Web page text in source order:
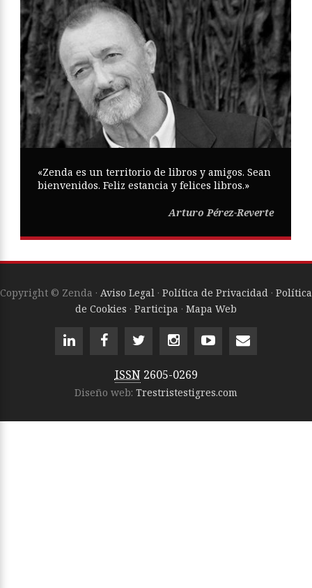
«Zenda es un territorio de libros y amigos. Sean
bienvenidos. Feliz estancia y felices libros.»
Arturo Pérez-Reverte
Copyright © Zenda · Aviso Legal · Política de Privacidad · Política
de Cookies · Participa · Mapa Web
ISSN 2605-0269
Diseño web: Trestristestigres.com